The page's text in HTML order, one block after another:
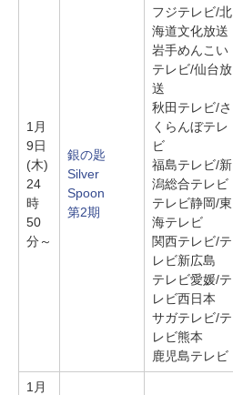
1月
9日
(木)
24
時
50
分～
銀の匙
Silver
Spoon
第2期
フジテレビ/北
海道文化放送
岩手めんこい
テレビ/仙台放
送
秋田テレビ/さ
くらんぼテレ
ビ
福島テレビ/新
潟総合テレビ
テレビ静岡/東
海テレビ
関西テレビ/テ
レビ新広島
テレビ愛媛/テ
レビ西日本
サガテレビ/テ
レビ熊本
鹿児島テレビ
1月